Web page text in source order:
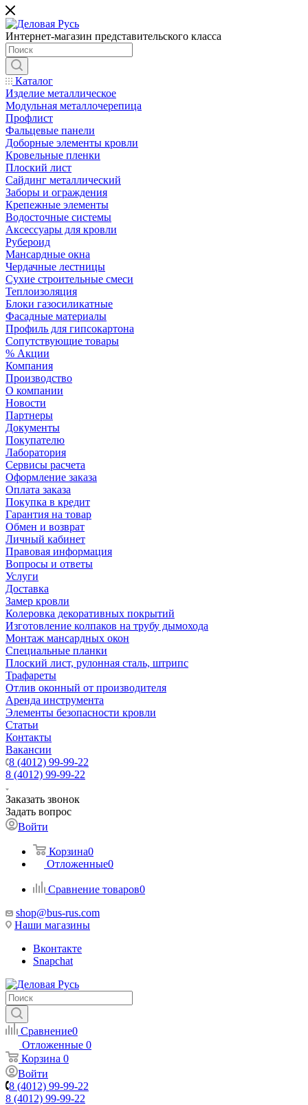
Интернет-магазин представительского класса
Каталог
Изделие металлическое
Модульная металлочерепица
Профлист
Фальцевые панели
Доборные элементы кровли
Кровельные пленки
Плоский лист
Сайдинг металлический
Заборы и ограждения
Крепежные элементы
Водосточные системы
Аксессуары для кровли
Рубероид
Мансардные окна
Чердачные лестницы
Сухие строительные смеси
Теплоизоляция
Блоки газосиликатные
Фасадные материалы
Профиль для гипсокартона
Сопутствующие товары
% Акции
Компания
Производство
О компании
Новости
Партнеры
Документы
Покупателю
Лаборатория
Сервисы расчета
Оформление заказа
Оплата заказа
Покупка в кредит
Гарантия на товар
Обмен и возврат
Личный кабинет
Правовая информация
Вопросы и ответы
Услуги
Доставка
Замер кровли
Колеровка декоративных покрытий
Изготовление колпаков на трубу дымохода
Монтаж мансардных окон
Специальные планки
Плоский лист, рулонная сталь, штрипс
Трафареты
Отлив оконный от производителя
Аренда инструмента
Элементы безопасности кровли
Статьи
Контакты
Вакансии
8 (4012) 99-99-22
8 (4012) 99-99-22
Заказать звонок
Задать вопрос
Войти
Корзина0
Отложенные0
Сравнение товаров0
shop@bus-rus.com
Наши магазины
Вконтакте
Snapchat
Сравнение0
Отложенные 0
Корзина 0
Войти
8 (4012) 99-99-22
8 (4012) 99-99-22